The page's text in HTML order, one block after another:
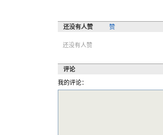
还没有人赞 赞
还没有人赞
评论
我的评论：